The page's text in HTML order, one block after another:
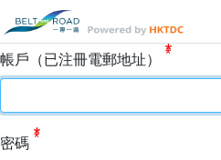
帳戶（已注冊電郵地址）
密碼